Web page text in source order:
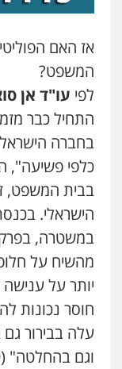
אז האם
המשפט?
לפי עו"ד אן
התחיל כבר
בחברה
כלפי פשיעה",
בבית המשפט,
הישראלי.
במשטרה,
מהשיח על
יותר על ענישה
חוסר נכונות
עלה בבירור
וגם בהחלטה" (29 דצמבר).